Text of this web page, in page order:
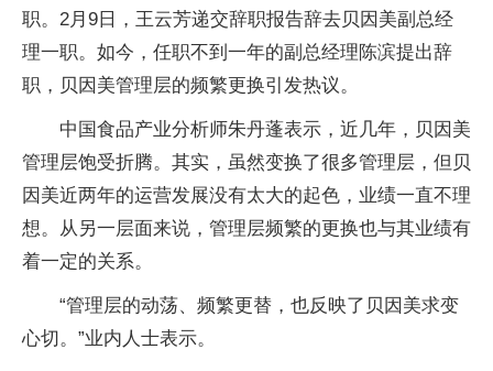
职。2月9日，王云芳递交辞职报告辞去贝因美副总经
理一职。如今，任职不到一年的副总经理陈滨提出辞
职，贝因美管理层的频繁更换引发热议。
中国食品产业分析师朱丹蓬表示，近几年，贝因美
管理层饱受折腾。其实，虽然变换了很多管理层，但贝
因美近两年的运营发展没有太大的起色，业绩一直不理
想。从另一层面来说，管理层频繁的更换也与其业绩有
着一定的关系。
“管理层的动荡、频繁更替，也反映了贝因美求变
心切。”业内人士表示。